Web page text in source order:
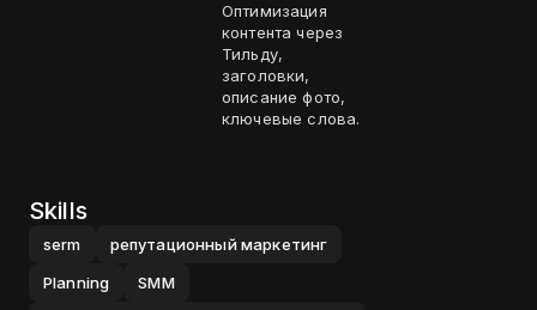
Оптимизация
контента через
Тильду,
заголовки,
описание фото,
ключевые слова.
Skills
serm
репутационный маркетинг
Planning
SMM